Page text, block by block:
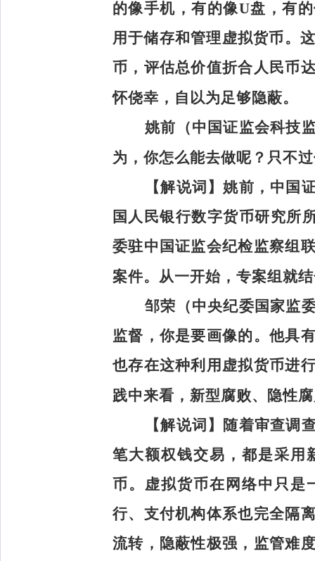
的像手机，有的像U盘，有
用于储存和管理虚拟货币。
币，评估总价值折合人民币
怀侥幸，自以为足够隐蔽。
姚前（中国证监会科技
为，你怎么能去做呢？只不
【解说词】姚前，中国
国人民银行数字货币研究所
委驻中国证监会纪检监察组
案件。从一开始，专案组就
邹荣（中央纪委国家监
监督，你是要画像的。他具
也存在这种利用虚拟货币进
践中来看，新型腐败、隐性
【解说词】
随着审查调
笔大额权钱交易，都是采用
币。虚拟货币在网络中只是
行、支付机构体系也完全隔
流转，隐蔽性极强，监管难